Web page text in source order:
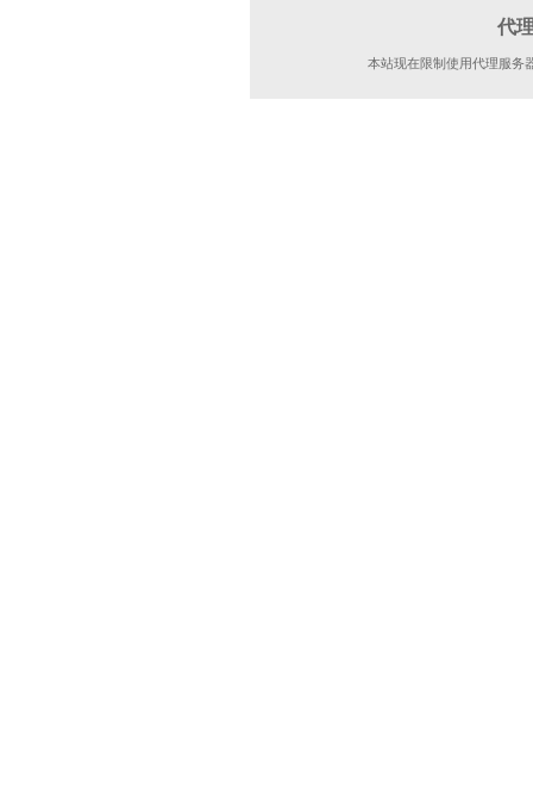
代
本站现在限制使用代理服务